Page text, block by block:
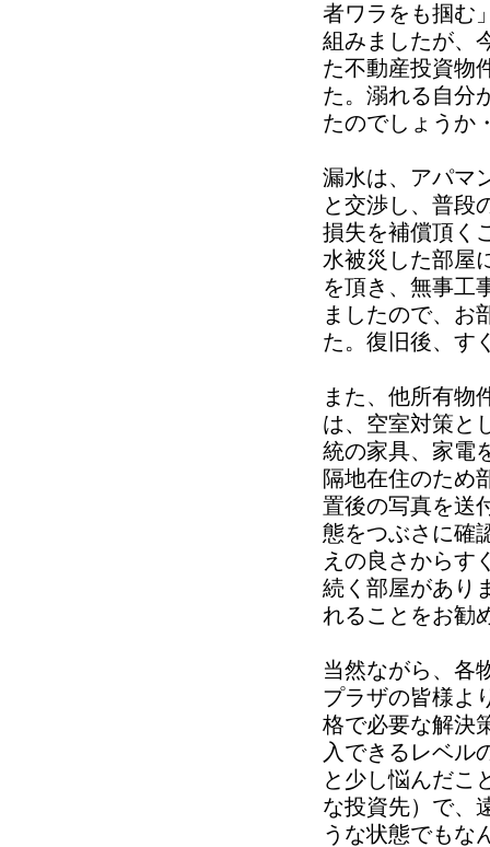
者ワラをも掴む
組みましたが、
た不動産投資物
た。溺れる自分
たのでしょうか
漏水は、アパマ
と交渉し、普段
損失を補償頂く
水被災した部屋
を頂き、無事工
ましたので、お
た。復旧後、す
また、他所有物
は、空室対策と
統の家具、家電
隔地在住のため
置後の写真を送
態をつぶさに確
えの良さからす
続く部屋があり
れることをお勧
当然ながら、各
プラザの皆様よ
格で必要な解決
入できるレベル
と少し悩んだこ
な投資先）で、
うな状態でもな